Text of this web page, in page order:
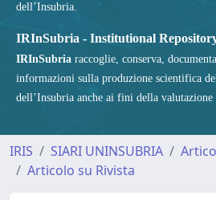
dell’Insubria.
IRInSubria - Institutional
IRInSubria raccoglie, conserva,
informazioni sulla produzione scientifica
dell’Insubria anche ai fini della valutazione
IRIS SIARI UNINSUBRIA
Articolo su Rivista